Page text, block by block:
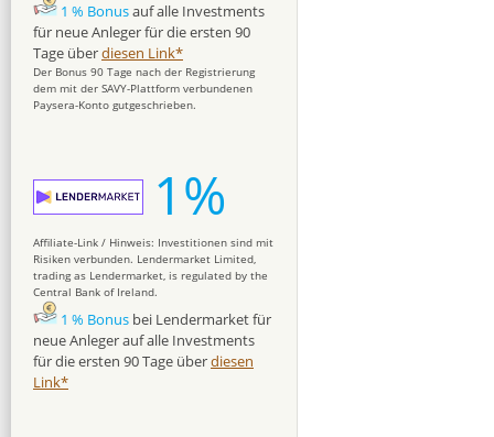
1 % Bonusauf alle Investments
für neue Anleger für die ersten 90
Tage überdiesen Link*
Der Bonus 90 Tage nach der Registrierung
dem mit der SAVY-Plattform verbundenen
Paysera-Konto gutgeschrieben.
1%
Affiliate-Link / Hinweis: Investitionen sind mit
Risiken verbunden. Lendermarket Limited,
trading as Lendermarket, is regulated by the
Central Bank of Ireland.
1 % Bonus bei Lendermarket für
neue Anleger auf alle Investments
für die ersten 90 Tage überdiesen
Link*